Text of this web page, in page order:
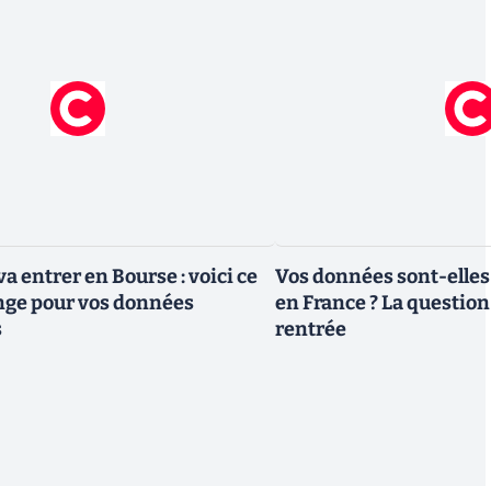
entrer en Bourse : voici ce
pour vos données
Vos données sont-
en France ? La
rentrée